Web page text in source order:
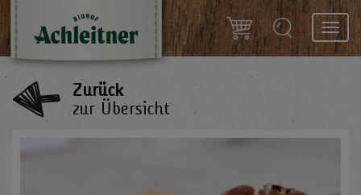
Zurück
zur Übersicht